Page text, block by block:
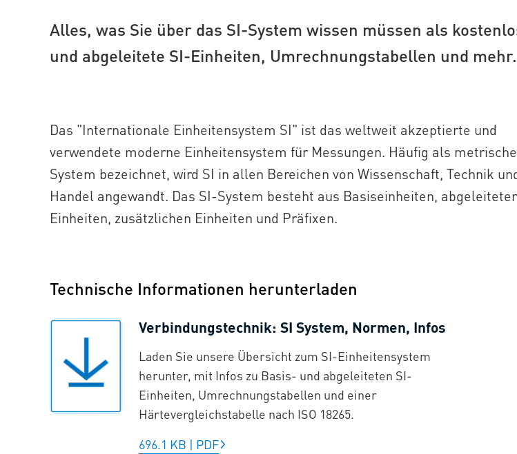
Alles, was Sie über das SI-System wissen müssen als
und abgeleitete SI-Einheiten, Umrechnungstabellen und mehr.
Das "Internationale Einheitensystem SI" ist das weltweit akzeptierte und
verwendete moderne Einheitensystem für Messungen. Häufig als
System bezeichnet, wird SI in allen Bereichen von Wissenschaft, Technik
Handel angewandt. Das SI-System besteht aus Basiseinheiten,
Einheiten, zusätzlichen Einheiten und Präfixen.
Technische Informationen herunterladen
Verbindungstechnik: SI System, Normen, Infos
Laden Sie unsere Übersicht zum SI-Einheitensystem
herunter, mit Infos zu Basis- und abgeleiteten SI-
Einheiten, Umrechnungstabellen und einer
Härtevergleichstabelle nach ISO 18265.
696.1 KB | PDF